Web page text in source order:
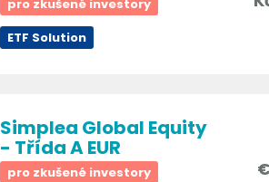
pro zkušené investory
ETF Solution
Simplea Global Equity
- Třída A EUR
pro zkušené investory